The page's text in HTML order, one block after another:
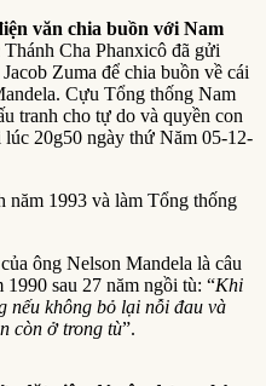
văn chia buồn với Nam
Cha Phanxicô đã gửi
Zuma để chia buồn về cái
Cựu Tổng thống Nam
tranh cho tự do và quyền con
20g50 ngày thứ Năm 05-12-
1993 và làm Tổng thống
ông Nelson Mandela là câu
sau 27 năm ngồi tù: “Khi
nếu không bỏ lại nỗi đau và
còn ở trong tù”.